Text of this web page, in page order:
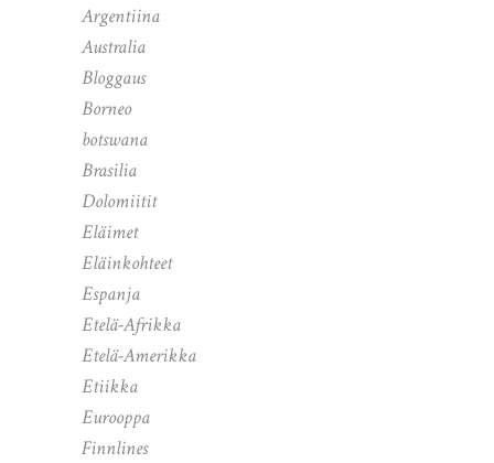
Argentiina
Australia
Bloggaus
Borneo
botswana
Brasilia
Dolomiitit
Eläimet
Eläinkohteet
Espanja
Etelä-Afrikka
Etelä-Amerikka
Etiikka
Eurooppa
Finnlines